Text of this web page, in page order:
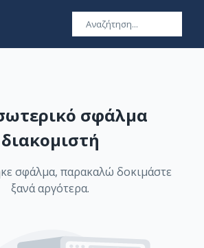
σφάλμα
διακομιστή
σφάλμα, παρακαλώ δοκιμάστε
ξανά αργότερα.